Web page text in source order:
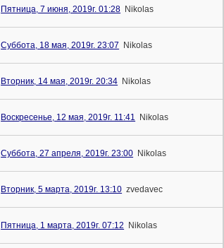
Пятница, 7 июня, 2019г. 01:28 Nikolas
Суббота, 18 мая, 2019г. 23:07 Nikolas
Вторник, 14 мая, 2019г. 20:34 Nikolas
Воскресенье, 12 мая, 2019г. 11:41 Nikolas
Суббота, 27 апреля, 2019г. 23:00 Nikolas
Вторник, 5 марта, 2019г. 13:10 zvedavec
Пятница, 1 марта, 2019г. 07:12 Nikolas